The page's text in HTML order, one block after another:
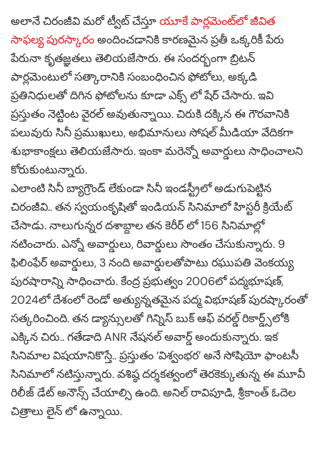
అలానే చిరంజీవి మరో ట్వీట్ చేస్తూయూకే పార్లమెంట్‌లో జీవిత
సాఫల్య పురస్కారంఅందించడానికి కారణమైన ప్రతీ ఒక్కరికీ పేరు
పేరునా కృతజ్ఞతలు తెలియజేసారు. ఈ సందర్భంగా బ్రిటన్‌
పార్లమెంటులో సత్కారానికి సంబంధించిన ఫోటోలు, అక్కడి
ప్రతినిధులతో దిగిన ఫోటోలను కూడా ఎక్స్ లో షేర్ చేసారు. ఇవి
ప్రస్తుతం నెట్టింట వైరల్ అవుతున్నాయి. చిరుకి దక్కిన ఈ గౌరవానికి
పలువురు సినీ ప్రముఖులు, అభిమానులు సోషల్ మీడియా వేదికగా
శుభాకాంక్షలు తెలియజేసారు. ఇంకా మరెన్నో అవార్డులు సాధించాలని
కోరుకుంటున్నారు.
ఎలాంటి సినీ బ్యాగ్రౌండ్ లేకుండా సినీ ఇండస్ట్రీలో అడుగుపెట్టిన
చిరంజీవి.. తన స్వయంకృషితో ఇండియన్ సినిమాలో హిస్టరీ క్రియేట్
చేసాడు. నాలుగున్నర దశాబ్దాల తన కెరీర్ లో 156 సినిమాల్లో
నటించారు. ఎన్నో అవార్డులు, రివార్డులు సొంతం చేసుకున్నారు. 9
ఫిలింఫేర్‌ అవార్డులు, 3 నంది అవార్డులతోపాటు రఘుపతి వెంకయ్య
పురషారాన్ని సాధించారు. కేంద్ర ప్రభుత్వం 2006లో పద్మభూషణ్‌,
2024లో దేశంలో రెండో అత్యున్నతమైన పద్మ విభూషణ్‌ పురష్కారంతో
సత్కరించింది. తన డ్యాన్సులతో గిన్నిస్‌ బుక్‌ ఆఫ్‌ వరల్డ్‌ రికార్డ్స్‌లోకి
ఎక్కిన చిరు.. గతేడాది ANR నేషనల్ అవార్డ్ అందుకున్నారు. ఇక
సినిమాల విషయానికొస్తే.. ప్రస్తుతం ‘విశ్వంభర’ అనే సోషియో ఫాంటసీ
సినిమాలో నటిస్తున్నారు. వశిష్ఠ దర్శకత్వంలో తెరకెక్కుతున్న ఈ మూవీ
రిలీజ్ డేట్ అనౌన్స్ చేయాల్సి ఉంది. అనిల్ రావిపూడి, శ్రీకాంత్ ఓదెల
చిత్రాలు లైన్ లో ఉన్నాయి.